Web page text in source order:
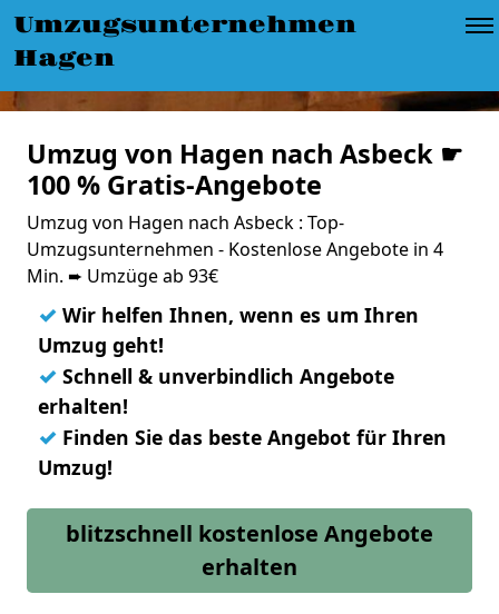
Umzugsunternehmen
Hagen
Umzug von Hagen nach Asbeck ☛
100 % Gratis-Angebote
Umzug von Hagen nach Asbeck : Top-
Umzugsunternehmen - Kostenlose Angebote in 4
Min. ➨ Umzüge ab 93€
✓ Wir helfen Ihnen, wenn es um Ihren
Umzug geht!
✓ Schnell & unverbindlich Angebote
erhalten!
✓ Finden Sie das beste Angebot für Ihren
Umzug!
blitzschnell kostenlose Angebote
erhalten